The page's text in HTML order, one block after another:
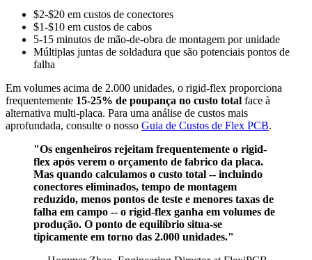
$2-$20 em custos de conectores
$1-$10 em custos de cabos
5-15 minutos de mão-de-obra de montagem por unidade
Múltiplas juntas de soldadura que são potenciais pontos de
falha
Em volumes acima de 2.000 unidades, o rigid-flex proporciona
frequentemente 15-25% de poupança no custo total face à
alternativa multi-placa. Para uma análise de custos mais
aprofundada, consulte o nosso Guia de Custos de Flex PCB.
"Os engenheiros rejeitam frequentemente o rigid-
flex após verem o orçamento de fabrico da placa.
Mas quando calculamos o custo total -- incluindo
conectores eliminados, tempo de montagem
reduzido, menos pontos de teste e menores taxas de
falha em campo -- o rigid-flex ganha em volumes de
produção. O ponto de equilíbrio situa-se
tipicamente em torno das 2.000 unidades."